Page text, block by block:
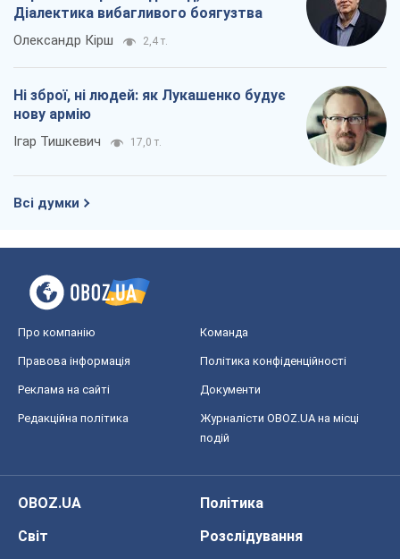
Діалектика вибагливого боягузтва
Олександр Кірш 2,4 т.
Ні зброї, ні людей: як Лукашенко будує
нову армію
Ігар Тишкевич 17,0 т.
Всі думки
Про компанію Команда
Правова інформація Політика конфіденційності
Реклама на сайті Документи
Редакційна політика
Журналісти OBOZ.UA на місці
подій
OBOZ.UA
Політика
Світ
Розслідування